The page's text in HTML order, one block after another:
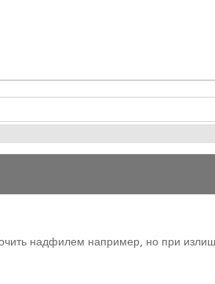
надфилем например, но при